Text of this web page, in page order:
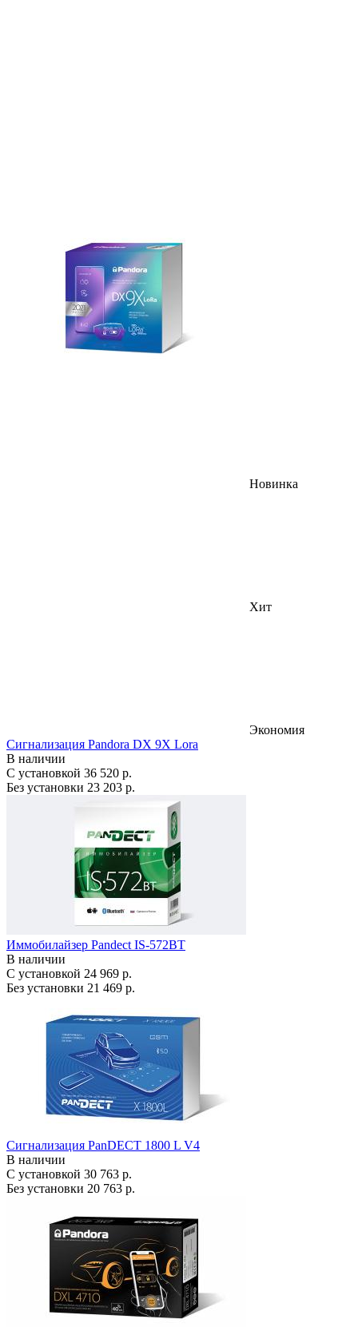
Новинка
Хит
Экономия
Сигнализация Pandora DX 9X Lora
В наличии
С установкой 36 520 р.
Без установки 23 203 р.
Иммобилайзер Pandect IS-572BT
В наличии
С установкой 24 969 р.
Без установки 21 469 р.
Сигнализация PanDECT 1800 L V4
В наличии
С установкой 30 763 р.
Без установки 20 763 р.